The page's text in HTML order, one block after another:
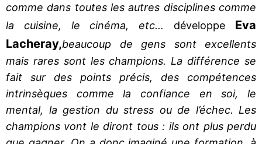
comme dans toutes les autres disciplines comme
la cuisine, le cinéma, etc…
développe Eva
Lacheray,beaucoup de gens sont excellents
mais rares sont les champions. La différence se
fait sur des points précis, des compétences
intrinsèques comme la confiance en soi, le
mental, la gestion du stress ou de l’échec. Les
champions vont le diront tous : ils ont plus perdu